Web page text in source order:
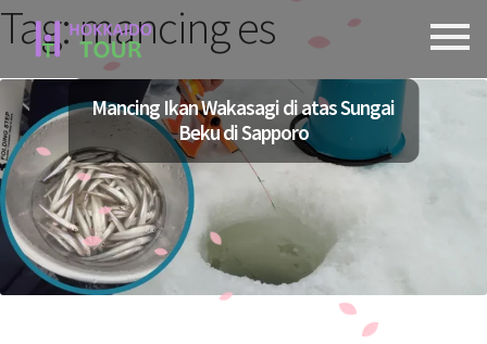
Skip
to
navigation
Skip
to
content
Tag:mancing es
Mancing Ikan Wakasagi di atas Sungai
Beku di Sapporo